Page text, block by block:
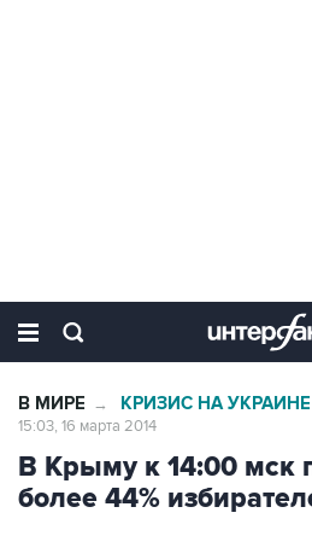
В МИРЕ → КРИЗИС НА УКРАИНЕ
15:03, 16 марта 2014
В Крыму к 14:00 мск
более 44%